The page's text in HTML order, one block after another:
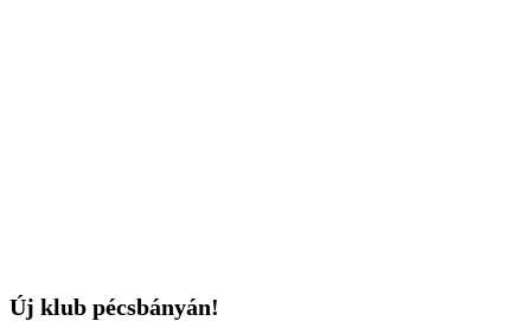
Új klub pécsbányán!